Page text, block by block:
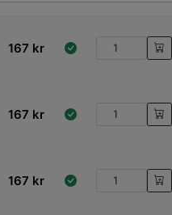
167 kr
167 kr
167 kr